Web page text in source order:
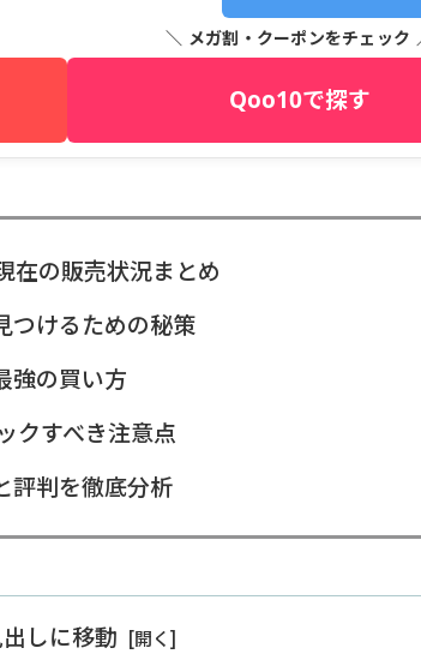
＼ メガ割・クーポンをチェック
Qoo10で探す
在の販売状況まとめ
つけるための秘策
強の買い方
クすべき注意点
評判を徹底分析
しに移動